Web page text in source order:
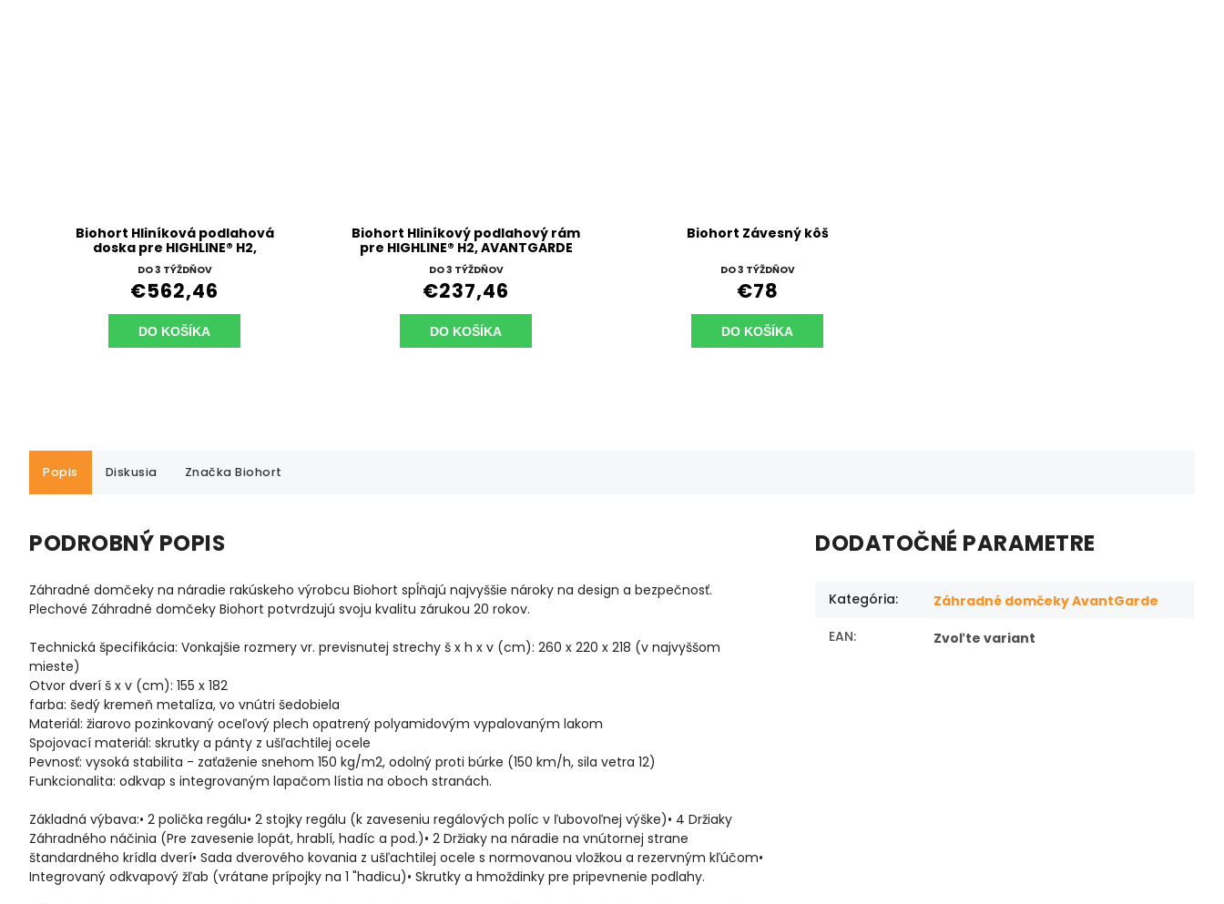
Biohort Hliníková podlahová
doska pre HIGHLINE® H2,
AVANTGARDE A5 a PANORAMA P2
DO 3 TÝŽDŇOV
€562,46
DO KOŠÍKA
Biohort Hliníkový podlahový rám
pre HIGHLINE® H2, AVANTGARDE
A5 a PANORAMA P2
DO 3 TÝŽDŇOV
€237,46
DO KOŠÍKA
Biohort Závesný kôš
DO 3 TÝŽDŇOV
€78
DO KOŠÍKA
Popis Diskusia Značka Biohort
PODROBNÝ POPIS
Záhradné domčeky na náradie rakúskeho výrobcu Biohort spĺňajú najvyššie nároky na design a bezpečnosť.
Plechové Záhradné domčeky Biohort potvrdzujú svoju kvalitu zárukou 20 rokov.
Technická špecifikácia: Vonkajšie rozmery vr. previsnutej strechy š x h x v (cm): 260 x 220 x 218 (v najvyššom
mieste)
Otvor dverí š x v (cm): 155 x 182
farba: šedý kremeň metalíza, vo vnútri šedobiela
Materiál: žiarovo pozinkovaný oceľový plech opatrený polyamidovým vypalovaným lakom
Spojovací materiál: skrutky a pánty z ušľachtilej ocele
Pevnosť: vysoká stabilita - zaťaženie snehom 150 kg/m2, odolný proti búrke (150 km/h, sila vetra 12)
Funkcionalita: odkvap s integrovaným lapačom lístia na oboch stranách.
Základná výbava:• 2 polička regálu• 2 stojky regálu (k zaveseniu regálových políc v ľubovoľnej výške)• 4 Držiaky
Záhradného náčinia (Pre zavesenie lopát, hrablí, hadíc a pod.)• 2 Držiaky na náradie na vnútornej strane
štandardného krídla dverí• Sada dverového kovania z ušľachtilej ocele s normovanou vložkou a rezervným kľúčom•
Integrovaný odkvapový žľab (vrátane prípojky na 1 "hadicu)• Skrutky a hmoždinky pre pripevnenie podlahy.
DODATOČNÉ PARAMETRE
Kategória:
Záhradné domčeky AvantGarde
EAN: Zvoľte variant